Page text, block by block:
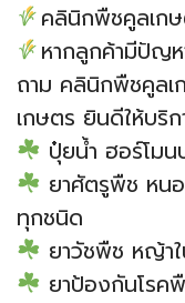
คลินิกพืชคูลเก
หากลูกค้ามีปัญ
ถาม คลินิกพืชคูล
เกษตร ยินดีให้บริ
ปุ๋ยน้ำ ฮอร์โม
ยาศัตรูพืช หน
ทุกชนิด
ยาวัชพืช หญ้า
ยาป้องกันโรค